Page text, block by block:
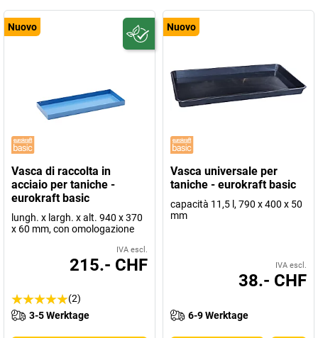
Nuovo
Vasca di raccolta in
acciaio per taniche -
eurokraft basic
lungh. x largh. x alt. 940 x 370
x 60 mm, con omologazione
IVA escl.
215.- CHF
(2)
3-5 Werktage
Nuovo
Vasca universale per
taniche - eurokraft basic
capacità 11,5 l, 790 x 400 x 50
mm
IVA escl.
38.- CHF
6-9 Werktage